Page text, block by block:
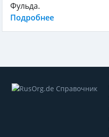
Фульда.
Подробнее